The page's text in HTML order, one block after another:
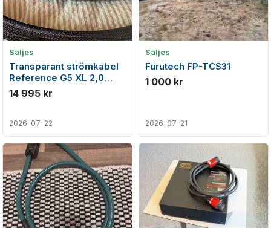
Säljes
Transparant strömkabel
Reference G5 XL 2,0
meter
14 995 kr
2026-07-22
Säljes
Furutech FP-TCS31
1 000 kr
2026-07-21